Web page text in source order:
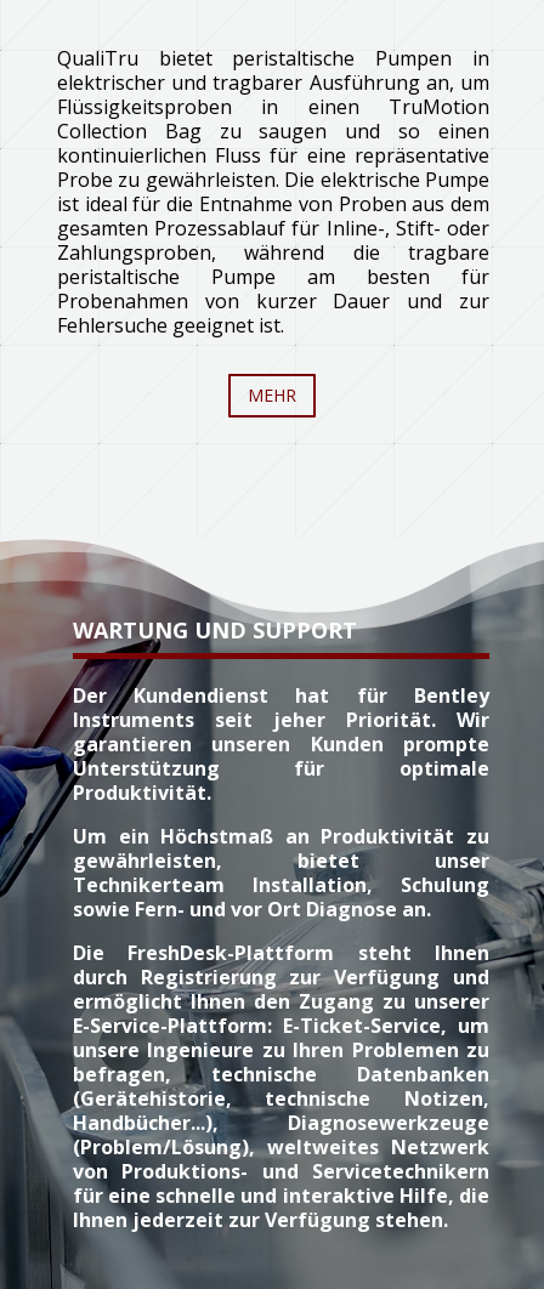
QualiTru bietet peristaltische Pumpen in
elektrischer und tragbarer Ausführung an, um
Flüssigkeitsproben in einen TruMotion
Collection Bag zu saugen und so einen
kontinuierlichen Fluss für eine repräsentative
Probe zu gewährleisten. Die elektrische Pumpe
ist ideal für die Entnahme von Proben aus dem
gesamten Prozessablauf für Inline-, Stift- oder
Zahlungsproben, während die tragbare
peristaltische Pumpe am besten für
Probenahmen von kurzer Dauer und zur
Fehlersuche geeignet ist.
MEHR
WARTUNG UND SUPPORT
Der Kundendienst hat für Bentley
Instruments seit jeher Priorität. Wir
garantieren unseren Kunden prompte
Unterstützung für optimale
Produktivität.
Um ein Höchstmaß an Produktivität zu
gewährleisten, bietet unser
Technikerteam Installation, Schulung
sowie Fern- und vor Ort Diagnose an.
Die FreshDesk-Plattform steht Ihnen
durch Registrierung zur Verfügung und
ermöglicht Ihnen den Zugang zu unserer
E-Service-Plattform: E-Ticket-Service, um
unsere Ingenieure zu Ihren Problemen zu
befragen, technische Datenbanken
(Gerätehistorie, technische Notizen,
Handbücher...), Diagnosewerkzeuge
(Problem/Lösung), weltweites Netzwerk
von Produktions- und Servicetechnikern
für eine schnelle und interaktive Hilfe, die
Ihnen jederzeit zur Verfügung stehen.